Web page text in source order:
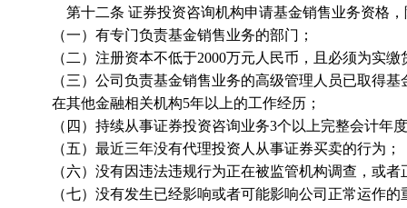
第十二条 证券投资咨询机构申请基金销售业务资格
（一）有专门负责基金销售业务的部门；
（二）注册资本不低于2000万元人民币，且必须为实缴
（三）公司负责基金销售业务的高级管理人员已取得
在其他金融相关机构5年以上的工作经历；
（四）持续从事证券投资咨询业务3个以上完整会计年
（五）最近三年没有代理投资人从事证券买卖的行为；
（六）没有因违法违规行为正在被监管机构调查，或
（七）没有发生已经影响或者可能影响公司正常运作